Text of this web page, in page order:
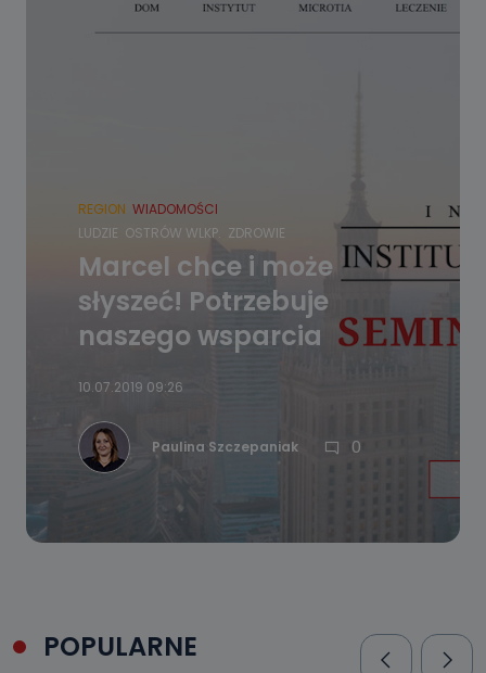
REGION WIADOMOŚCI
LUDZIE OSTRÓW WLKP. ZDROWIE
Marcel chce i może
słyszeć! Potrzebuje
naszego wsparcia
10.07.2019 09:26
Paulina Szczepaniak 0
POPULARNE